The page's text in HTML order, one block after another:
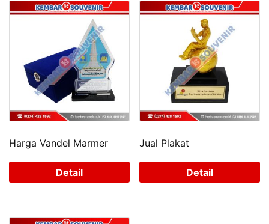
Harga Vandel Marmer
Detail
Jual Plakat
Detail